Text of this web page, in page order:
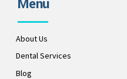
Menu
About Us
Dental Services
Blog